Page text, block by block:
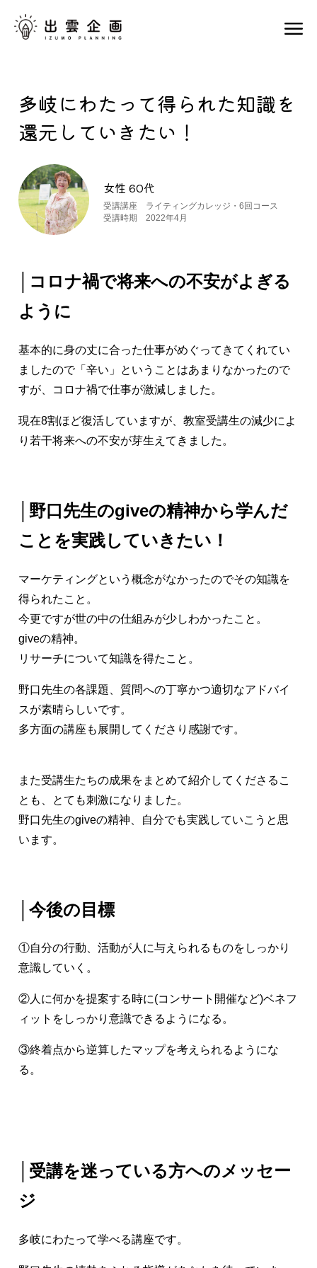
多岐にわたって得られた知識を
還元していきたい！
女性 60代
受講講座 ライティングカレッジ・6回コース
受講時期 2022年4月
│コロナ禍で将来への不安がよぎる
ように
基本的に身の丈に合った仕事がめぐってきてくれてい
ましたので「辛い」ということはあまりなかったので
すが、コロナ禍で仕事が激減しました。
現在8割ほど復活していますが、教室受講生の減少によ
り若干将来への不安が芽生えてきました。
│野口先生のgiveの精神から学んだ
ことを実践していきたい！
マーケティングという概念がなかったのでその知識を
得られたこと。
今更ですが世の中の仕組みが少しわかったこと。
giveの精神。
リサーチについて知識を得たこと。
野口先生の各課題、質問への丁寧かつ適切なアドバイ
スが素晴らしいです。
多方面の講座も展開してくださり感謝です。
また受講生たちの成果をまとめて紹介してくださるこ
とも、とても刺激になりました。
野口先生のgiveの精神、自分でも実践していこうと思
います。
│今後の目標
①自分の行動、活動が人に与えられるものをしっかり
意識していく。
②人に何かを提案する時に(コンサート開催など)ベネフ
ィットをしっかり意識できるようになる。
③終着点から逆算したマップを考えられるようにな
る。
│受講を迷っている方へのメッセー
ジ
多岐にわたって学べる講座です。